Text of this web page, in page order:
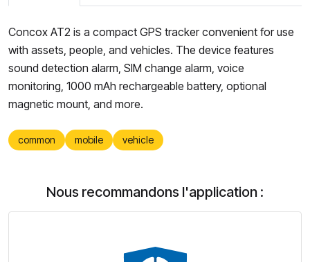
Concox AT2 is a compact GPS tracker convenient for use
with assets, people, and vehicles. The device features
sound detection alarm, SIM change alarm, voice
monitoring, 1000 mAh rechargeable battery, optional
magnetic mount, and more.
common mobile vehicle
Nous recommandons l'application :